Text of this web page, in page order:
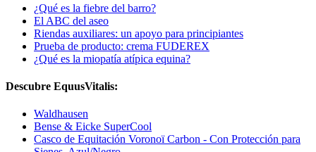
¿Qué es la fiebre del barro?
El ABC del aseo
Riendas auxiliares: un apoyo para principiantes
Prueba de producto: crema FUDEREX
¿Qué es la miopatía atípica equina?
Descubre EquusVitalis:
Waldhausen
Bense & Eicke SuperCool
Casco de Equitación Voronoï Carbon - Con Protección para